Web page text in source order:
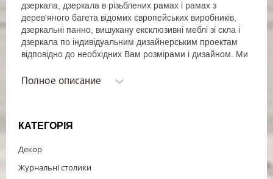
дзеркала, дзеркала в різьблених рамах і рамах з
дерев'яного багета відомих європейських виробників,
дзеркальні панно, вишукану ексклюзивні меблі зі скла і
дзеркала по індивідуальним дизайнерським проектам
відповідно до необхідних Вам розмірами і дизайном. Ми
області виробництва виробів зі скла і дзеркал створюючи
покриттям: патинуванням, золоченням сріблення,
моделей ексклюзивних рам які можуть бути виготовлені в
індивідуальних розмірах з нанесенням художнього
Полное описание
КАТЕГОРІЯ
Декор
Журнальні столики